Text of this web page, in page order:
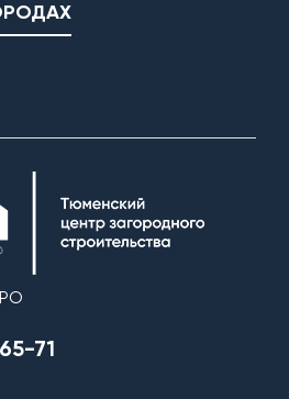
перегородок
71